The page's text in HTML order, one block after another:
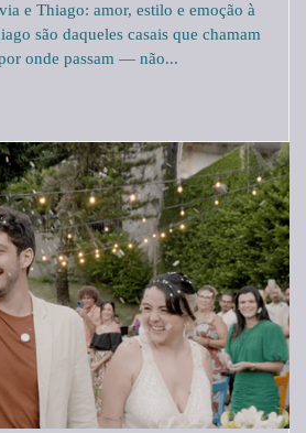
e Thiago: amor, estilo e emoção à
são daqueles casais que chamam
onde passam — não...